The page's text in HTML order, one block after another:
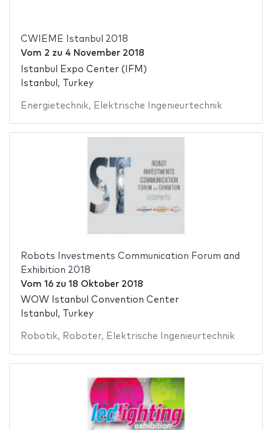
CWIEME Istanbul 2018
Vom 2 zu 4 November 2018
Istanbul Expo Center (IFM)
Istanbul, Turkey
Energietechnik, Elektrische Ingenieurtechnik
Robots Investments Communication Forum and
Exhibition 2018
Vom 16zu 18 Oktober 2018
WOW Istanbul Convention Center
Istanbul, Turkey
Robotik, Roboter, Elektrische Ingenieurtechnik